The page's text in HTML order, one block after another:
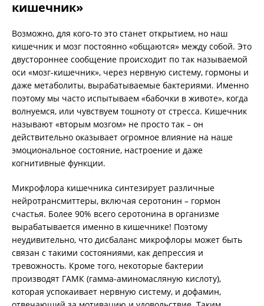
кишечник»
Возможно, для кого-то это станет открытием, но наш
кишечник и мозг постоянно «общаются» между собой. Это
двустороннее сообщение происходит по так называемой
оси «мозг-кишечник», через нервную систему, гормоны и
даже метаболиты, вырабатываемые бактериями. Именно
поэтому мы часто испытываем «бабочки в животе», когда
волнуемся, или чувствуем тошноту от стресса. Кишечник
называют «вторым мозгом» не просто так – он
действительно оказывает огромное влияние на наше
эмоциональное состояние, настроение и даже
когнитивные функции.
Микрофлора кишечника синтезирует различные
нейротрансмиттеры, включая серотонин – гормон
счастья. Более 90% всего серотонина в организме
вырабатывается именно в кишечнике! Поэтому
неудивительно, что дисбаланс микрофлоры может быть
связан с такими состояниями, как депрессия и
тревожность. Кроме того, некоторые бактерии
производят ГАМК (гамма-аминомасляную кислоту),
которая успокаивает нервную систему, и дофамин,